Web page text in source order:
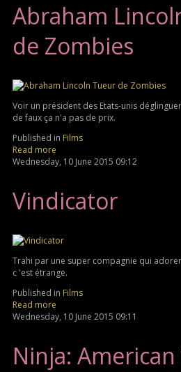
Abraham
de Zombies
Voir un président des Etats-unis
de faux ça n'a pas de prix.
Published in Films
Read more
Wednesday, 10 June 2015 09:12
Vindicator
Trahi par une super compagnie qui
c 'est étrange.
Published in Films
Read more
Wednesday, 10 June 2015 09:11
Ninja: